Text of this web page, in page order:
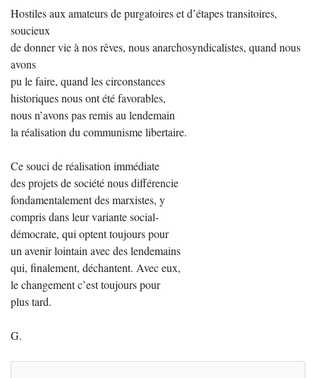
Hostiles aux amateurs de purgatoires et d’étapes transitoires,
soucieux
de donner vie à nos rêves, nous anarchosyndicalistes, quand nous
avons
pu le faire, quand les circonstances
historiques nous ont été favorables,
nous n’avons pas remis au lendemain
la réalisation du communisme libertaire.
Ce souci de réalisation immédiate
des projets de société nous différencie
fondamentalement des marxistes, y
compris dans leur variante social-
démocrate, qui optent toujours pour
un avenir lointain avec des lendemains
qui, finalement, déchantent. Avec eux,
le changement c’est toujours pour
plus tard.
G.